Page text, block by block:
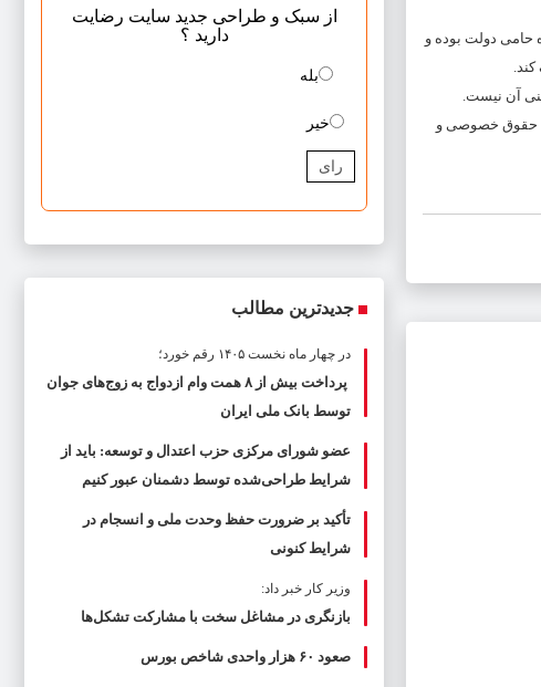
حامی دولت بوده و
آن نیست.
به حقوق خصوصی و
از سبک و طراحی جدید سایت رضایت
دارید ؟
بله
خیر
رای
جدیدترین مطالب
در چهار ماه نخست ۱۴۰۵ رقم خورد؛
پرداخت بیش از ۸ همت وام ازدواج به زوج‌های جوان
توسط بانک ملی ایران
عضو شورای مرکزی حزب اعتدال و توسعه: باید از
شرایط طراحی‌شده توسط دشمنان عبور کنیم
تأکید بر ضرورت حفظ وحدت ملی و انسجام در
شرایط کنونی
وزیر کار خبر داد:
بازنگری در مشاغل سخت با مشارکت تشکل‌ها
صعود ۶۰ هزار واحدی شاخص بورس